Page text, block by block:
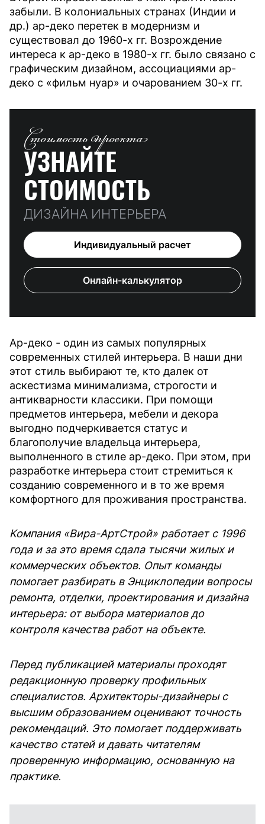
забыли. В колониальных странах (Индии и
др.) ар-деко перетек в модернизм и
существовал до 1960-х гг. Возрождение
интереса к ар-деко в 1980-х гг. было связано с
графическим дизайном, ассоциациями ар-
деко с «фильм нуар» и очарованием 30-х гг.
Стоимость проекта
УЗНАЙТЕ
СТОИМОСТЬ
ДИЗАЙНА ИНТЕРЬЕРА
Индивидуальный расчет
Онлайн-калькулятор
Ар-деко - один из самых популярных
современных стилей интерьера. В наши дни
этот стиль выбирают те, кто далек от
аскестизма минимализма, строгости и
антикварности классики. При помощи
предметов интерьера, мебели и декора
выгодно подчеркивается статус и
благополучие владельца интерьера,
выполненного в стиле ар-деко. При этом, при
разработке интерьера стоит стремиться к
созданию современного и в то же время
комфортного для проживания пространства.
Компания «Вира-АртСтрой» работает с 1996
года и за это время сдала тысячи жилых и
коммерческих объектов. Опыт команды
помогает разбирать в Энциклопедии вопросы
ремонта, отделки, проектирования и дизайна
интерьера: от выбора материалов до
контроля качества работ на объекте.
Перед публикацией материалы проходят
редакционную проверку профильных
специалистов. Архитекторы-дизайнеры с
высшим образованием оценивают точность
рекомендаций. Это помогает поддерживать
качество статей и давать читателям
проверенную информацию, основанную на
практике.